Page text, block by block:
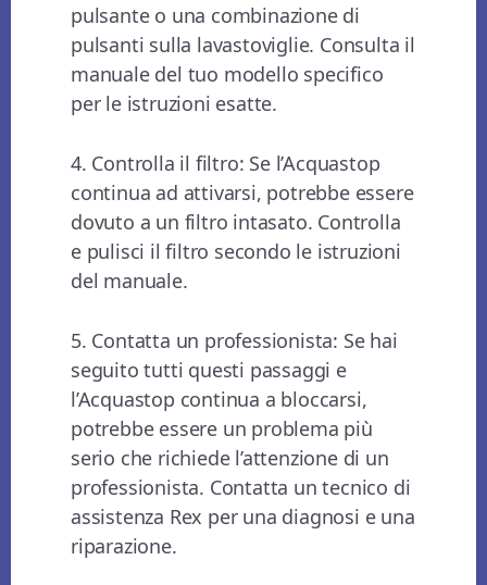
pulsante o una combinazione di
pulsanti sulla lavastoviglie. Consulta il
manuale del tuo modello specifico
per le istruzioni esatte.
4. Controlla il filtro: Se l’Acquastop
continua ad attivarsi, potrebbe essere
dovuto a un filtro intasato. Controlla
e pulisci il filtro secondo le istruzioni
del manuale.
5. Contatta un professionista: Se hai
seguito tutti questi passaggi e
l’Acquastop continua a bloccarsi,
potrebbe essere un problema più
serio che richiede l’attenzione di un
professionista. Contatta un tecnico di
assistenza Rex per una diagnosi e una
riparazione.